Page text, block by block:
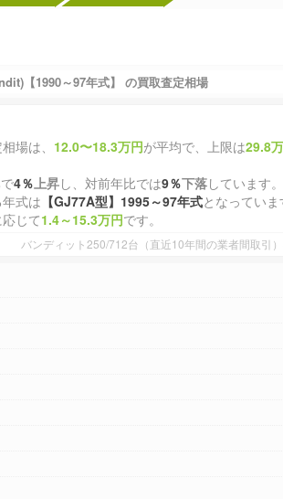
【1990～97年式】 の買取査定相場
場は、 12.0〜18.3万円が平均で、上限は29.8
4％上昇し、対前年比では9％下落しています。
式は 【GJ77A型】1995～97年式となっていま
じて1.4～15.3万円です。
バンディット250/712台（直近10年間の業者間取引